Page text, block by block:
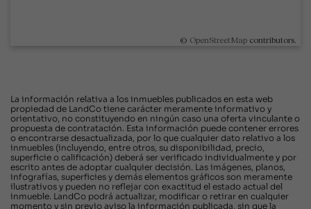
© OpenStreetMap contributors.
La información relativa a los inmuebles publicados en esta web
propiedad de LandCo tiene carácter meramente informativo y
orientativo, no constituyendo en ningún caso una oferta vinculante o
propuesta de contratación. Esta información puede contener errores
o encontrarse desactualizada, por lo que cualquier dato relativo a los
inmuebles (incluyendo, entre otros, su disponibilidad, precio,
superficie o calificación) deberá ser verificado individualmente y por
escrito antes de adoptar cualquier decisión. Las imágenes, planos,
infografías, superficies y demás elementos gráficos son meramente
ilustrativos y pueden no reflejar con exactitud el estado actual del
inmueble. LandCo podrá actualizar, modificar o retirar en cualquier
momento y sin previo aviso la información publicada, sin que la